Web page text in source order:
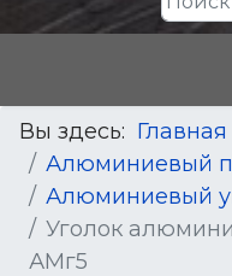
Вы здесь: Главная
Алюминиевый
Алюминиевый
Уголок
АМг5